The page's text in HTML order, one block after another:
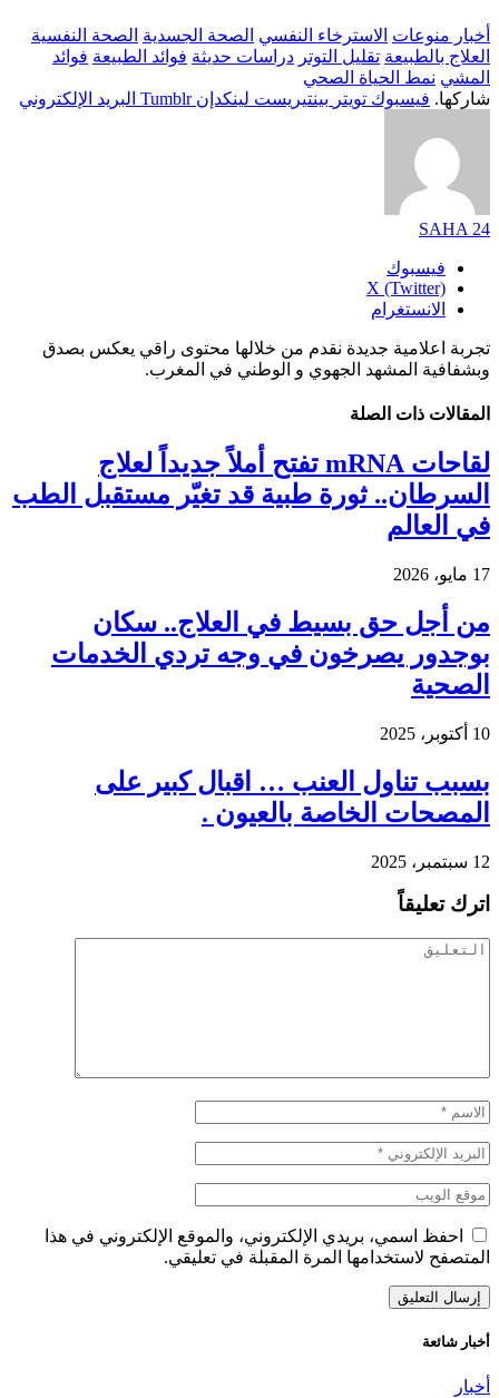
أخبار منوعات الاسترخاء النفسي الصحة الجسدية الصحة النفسية
العلاج بالطبيعة تقليل التوتر دراسات حديثة فوائد الطبيعة فوائد
المشي نمط الحياة الصحي
شاركها. فيسبوك تويتر بينتيريست لينكدإن Tumblr البريد الإلكتروني
SAHA 24
فيسبوك
X (Twitter)
الانستغرام
تجربة اعلامية جديدة نقدم من خلالها محتوى راقي يعكس بصدق
وبشفافية المشهد الجهوي و الوطني في المغرب.
المقالات ذات الصلة
لقاحات mRNA تفتح أملاً جديداً لعلاج
السرطان.. ثورة طبية قد تغيّر مستقبل الطب
في العالم
17 مايو، 2026
من أجل حق بسيط في العلاج.. سكان
بوجدور يصرخون في وجه تردي الخدمات
الصحية
10 أكتوبر، 2025
بسبب تناول العنب … اقبال كبير على
المصحات الخاصة بالعيون .
12 سبتمبر، 2025
اترك تعليقاً
احفظ اسمي، بريدي الإلكتروني، والموقع الإلكتروني في هذا
المتصفح لاستخدامها المرة المقبلة في تعليقي.
أخبار شائعة
أخبار